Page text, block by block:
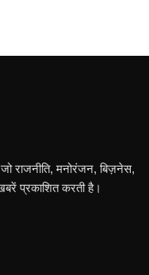
जो राजनीति, मनोरंजन, बिज़नेस,
प्रकाशित करती है।